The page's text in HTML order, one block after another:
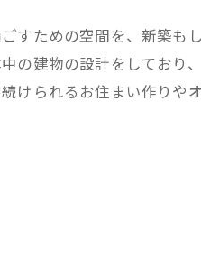
すための空間を、新築も
の建物の設計をしており
けられるお住まい作りや